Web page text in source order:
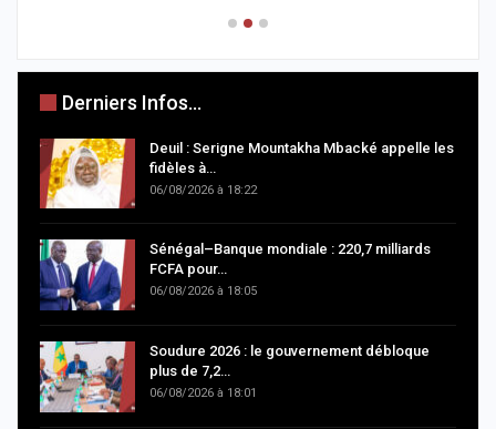
Derniers Infos...
Deuil : Serigne Mountakha Mbacké appelle les
fidèles à…
06/08/2026 à 18:22
Sénégal–Banque mondiale : 220,7 milliards
FCFA pour…
06/08/2026 à 18:05
Soudure 2026 : le gouvernement débloque
plus de 7,2…
06/08/2026 à 18:01